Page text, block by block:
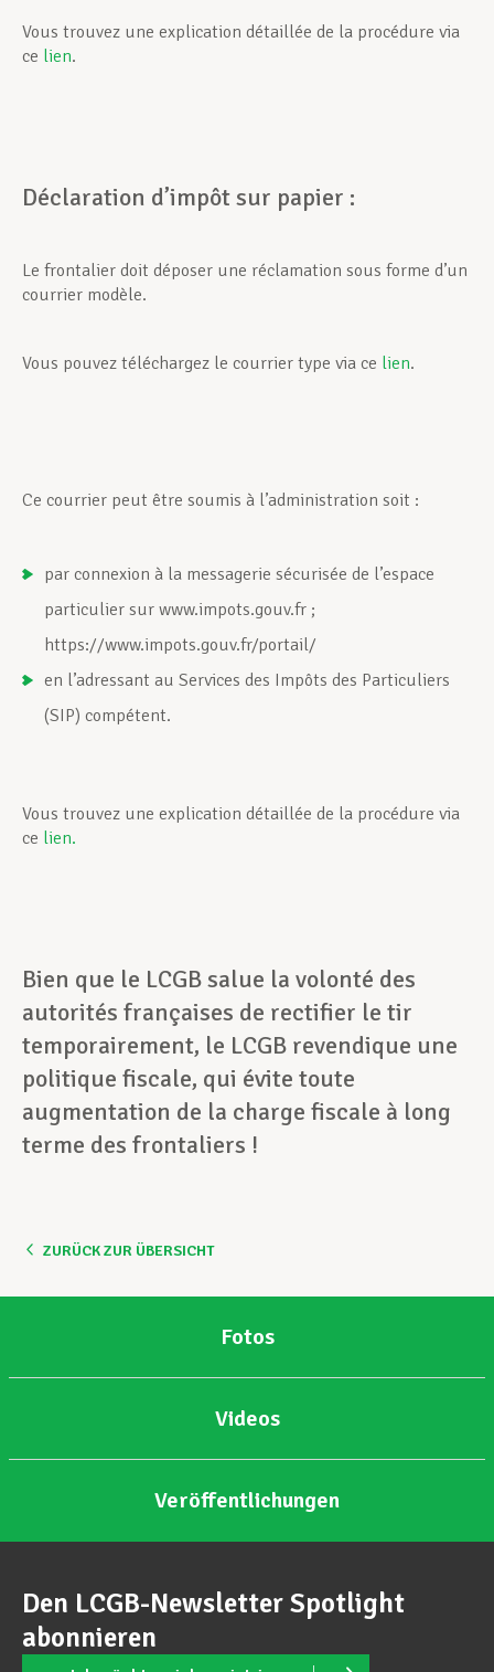
Vous trouvez une explication détaillée de la procédure via
ce lien.
Déclaration d’impôt sur papier :
Le frontalier doit déposer une réclamation sous forme d’un
courrier modèle.
Vous pouvez téléchargez le courrier type via ce lien.
Ce courrier peut être soumis à l’administration soit :
par connexion à la messagerie sécurisée de l’espace
particulier sur www.impots.gouv.fr ;
https://www.impots.gouv.fr/portail/
en l’adressant au Services des Impôts des Particuliers
(SIP) compétent.
Vous trouvez une explication détaillée de la procédure via
ce lien.
Bien que le LCGB salue la volonté des
autorités françaises de rectifier le tir
temporairement, le LCGB revendique une
politique fiscale, qui évite toute
augmentation de la charge fiscale à long
terme des frontaliers !
ZURÜCK ZUR ÜBERSICHT
Fotos
Videos
Veröffentlichungen
Den LCGB-Newsletter Spotlight
abonnieren